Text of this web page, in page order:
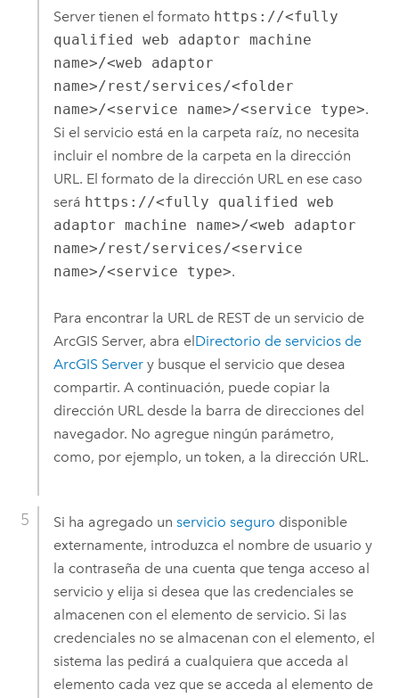
Servertienen el formato https://<fully
qualified web adaptor machine
name>/<web adaptor
name>/rest/services/<folder
name>/<service name>/<service type>.
Si el servicio está en la carpeta raíz, no necesita
incluir el nombre de la carpeta en la dirección
URL. El formato de la dirección URL en ese caso
será https://<fully qualified web
adaptor machine name>/<web adaptor
name>/rest/services/<service
name>/<service type>.
Para encontrar la URL de REST de un servicio de
ArcGIS Server, abra el Directorio de servicios de
ArcGIS Servery busque el servicio que desea
compartir. A continuación, puede copiar la
dirección URL desde la barra de direcciones del
navegador. No agregue ningún parámetro,
como, por ejemplo, un token, a la dirección URL.
Si ha agregado un servicio seguro disponible
externamente, introduzca el nombre de usuario y
la contraseña de una cuenta que tenga acceso al
servicio y elija si desea que las credenciales se
almacenen con el elemento de servicio. Si las
credenciales no se almacenan con el elemento, el
sistema las pedirá a cualquiera que acceda al
elemento cada vez que se acceda al elemento de